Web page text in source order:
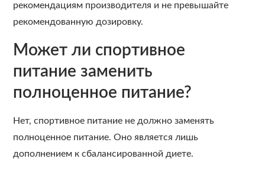
рекомендациям производителя и не превышайте
рекомендованную дозировку.
Может ли спортивное
питание заменить
полноценное питание?
Нет, спортивное питание не должно заменять
полноценное питание. Оно является лишь
дополнением к сбалансированной диете.